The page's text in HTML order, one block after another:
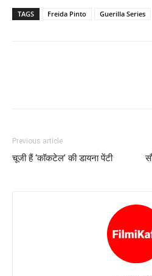
TAGS Freida Pinto Guerilla Series
Previous article
चूजी हैं ‘कॉकटेल’ की डायना पेंटी